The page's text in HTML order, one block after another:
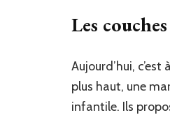
Les
Aujourd’hui,
plus haut, une
infantile. Ils